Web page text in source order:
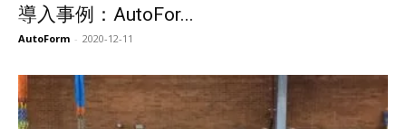
導入事例：AutoFor...
AutoForm - 2020-12-11